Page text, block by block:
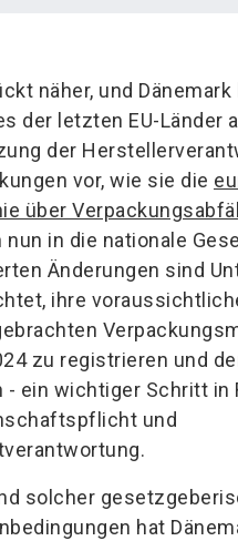
näher, und
der letzten EU-Länder
der
vor, wie sie die
über
nun in die nationale
Änderungen sind
ihre
zu registrieren und
- ein wichtiger Schritt in
und
solcher
hat